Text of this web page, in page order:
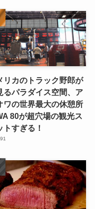
リカのトラック野郎が
るパラダイス空間、ア
ワの世界最大の休憩所
80が超穴場の観光ス
トすぎる！